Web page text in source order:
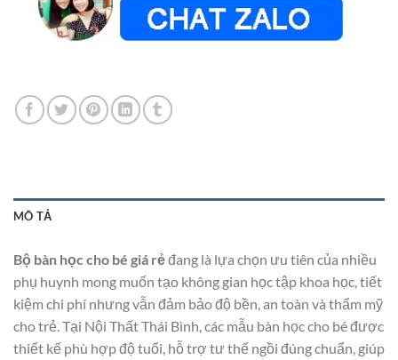
MÔ TẢ
Bộ bàn học cho bé giá rẻđang là lựa chọn ưu tiên của nhiều
phụ huynh mong muốn tạo không gian học tập khoa học, tiết
kiệm chi phí nhưng vẫn đảm bảo độ bền, an toàn và thẩm mỹ
cho trẻ. Tại Nội Thất Thái Bình, các mẫu bàn học cho bé được
thiết kế phù hợp độ tuổi, hỗ trợ tư thế ngồi đúng chuẩn, giúp